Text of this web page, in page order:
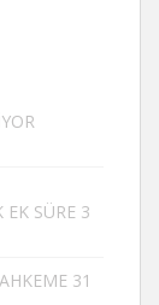
EK SÜRE 3
31